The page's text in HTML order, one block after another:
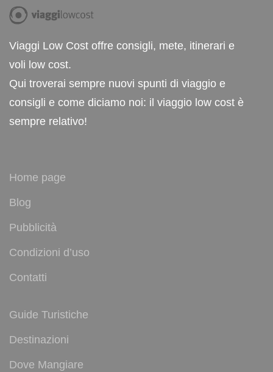
Viaggi Low Cost offre consigli, mete, itinerari e
voli low cost.
Qui troverai sempre nuovi spunti di viaggio e
consigli e come diciamo noi: il viaggio low cost è
sempre relativo!
Home page
Blog
Pubblicità
Condizioni d’uso
Contatti
Guide Turistiche
Destinazioni
Dove Mangiare